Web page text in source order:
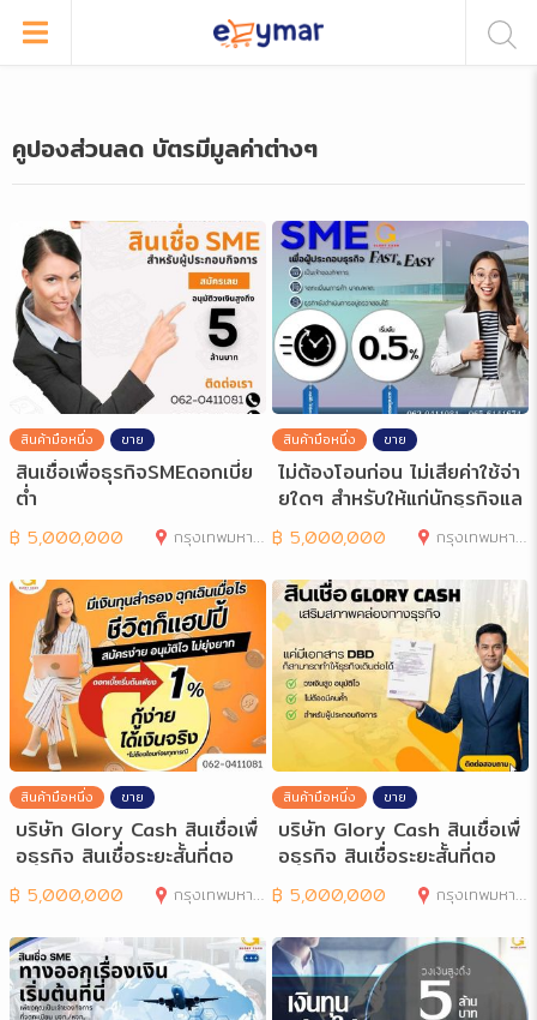
คูปองส่วนลด บัตรมีมูลค่าต่างๆ
สินค้ามือหนึ่ง ขาย
สินเชื่อเพื่อธุรกิจSMEดอกเบี่ย
ต่ำ
฿ 5,000,000 กรุงเทพมหานคร
สินค้ามือหนึ่ง ขาย
ไม่ต้องโอนก่อน ไม่เสียค่าใช้จ่า
ยใดๆ สำหรับให้แก่นักธุรกิจแล
ะ
฿ 5,000,000 กรุงเทพมหานคร
สินค้ามือหนึ่ง ขาย
บริษัท Glory Cash สินเชื่อเพื่
อธุรกิจ สินเชื่อระยะสั้นที่ตอ
฿ 5,000,000 กรุงเทพมหานคร
สินค้ามือหนึ่ง ขาย
บริษัท Glory Cash สินเชื่อเพื่
อธุรกิจ สินเชื่อระยะสั้นที่ตอ
฿ 5,000,000 กรุงเทพมหานคร